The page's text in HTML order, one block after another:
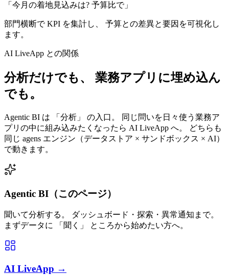
「 今月の着地見込みは? 予算比で」
部門横断で KPI を集計し、 予算との差異と要因を可視化し
ます。
AI LiveApp との関係
分析だけでも、 業務アプリに埋め込ん
でも。
Agentic BI は 「分析」 の入口。 同じ問いを日々使う業務ア
プリの中に組み込みたくなったら AI LiveApp へ。 どちらも
同じ agens エンジン（データストア × サンドボックス × AI）
で動きます。
Agentic BI（このページ）
聞いて分析する。 ダッシュボード・探索・異常通知まで。
まずデータに 「聞く」 ところから始めたい方へ。
AI LiveApp →